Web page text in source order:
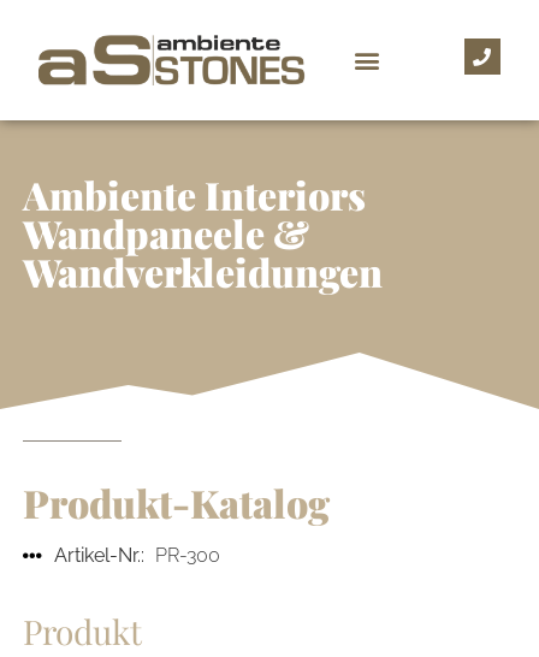
Ambiente Interiors
Wandpaneele &
Wandverkleidungen
Produkt-Katalog
Artikel-Nr.: PR-300
Produkt